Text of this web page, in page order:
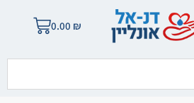
0.00 ₪